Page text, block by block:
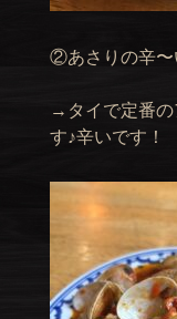
②あさりの辛
→タイで定番の
す♪辛いです！